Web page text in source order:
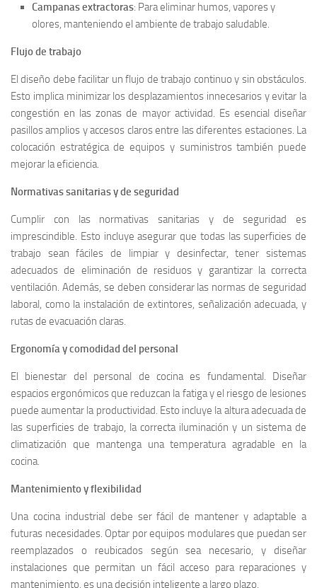
Campanas extractoras: Para eliminar humos, vapores y
olores, manteniendo el ambiente de trabajo saludable.
Flujo de trabajo
El diseño debe facilitar un flujo de trabajo continuo y sin obstáculos.
Esto implica minimizar los desplazamientos innecesarios y evitar la
congestión en las zonas de mayor actividad. Es esencial diseñar
pasillos amplios y accesos claros entre las diferentes estaciones. La
colocación estratégica de equipos y suministros también puede
mejorar la eficiencia.
Normativas sanitarias y de seguridad
Cumplir con las normativas sanitarias y de seguridad es
imprescindible. Esto incluye asegurar que todas las superficies de
trabajo sean fáciles de limpiar y desinfectar, tener sistemas
adecuados de eliminación de residuos y garantizar la correcta
ventilación. Además, se deben considerar las normas de seguridad
laboral, como la instalación de extintores, señalización adecuada, y
rutas de evacuación claras.
Ergonomía y comodidad del personal
El bienestar del personal de cocina es fundamental. Diseñar
espacios ergonómicos que reduzcan la fatiga y el riesgo de lesiones
puede aumentar la productividad. Esto incluye la altura adecuada de
las superficies de trabajo, la correcta iluminación y un sistema de
climatización que mantenga una temperatura agradable en la
cocina.
Mantenimiento y flexibilidad
Una cocina industrial debe ser fácil de mantener y adaptable a
futuras necesidades. Optar por equipos modulares que puedan ser
reemplazados o reubicados según sea necesario, y diseñar
instalaciones que permitan un fácil acceso para reparaciones y
mantenimiento, es una decisión inteligente a largo plazo.